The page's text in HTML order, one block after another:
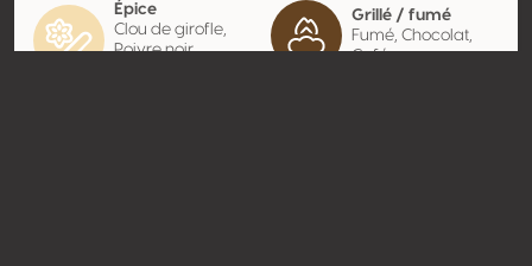
Épice
Clou de girofle,
Poivre noir,
Grillé / fumé
Fumé, Chocolat,
Café